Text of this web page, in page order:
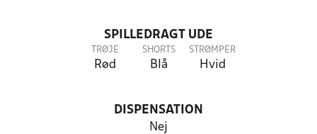
SPILLEDRAGT UDE
TRØJE
Rød
SHORTS
Blå
STRØMPER
Hvid
DISPENSATION
Nej